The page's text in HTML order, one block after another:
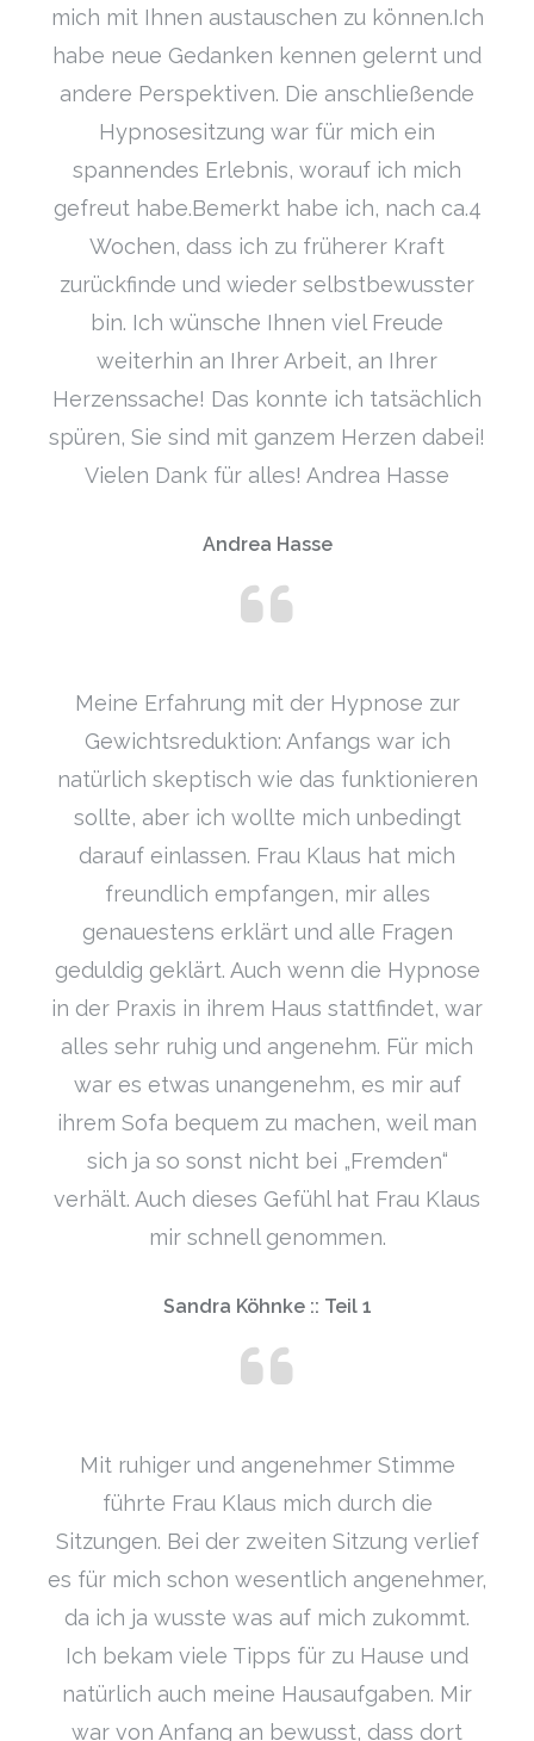
mich mit Ihnen austauschen zu können.Ich
habe neue Gedanken kennen gelernt und
andere Perspektiven. Die anschließende
Hypnosesitzung war für mich ein
spannendes Erlebnis, worauf ich mich
gefreut habe.Bemerkt habe ich, nach ca.4
Wochen, dass ich zu früherer Kraft
zurückfinde und wieder selbstbewusster
bin. Ich wünsche Ihnen viel Freude
weiterhin an Ihrer Arbeit, an Ihrer
Herzenssache! Das konnte ich tatsächlich
spüren, Sie sind mit ganzem Herzen dabei!
Vielen Dank für alles! Andrea Hasse
Andrea Hasse
Meine Erfahrung mit der Hypnose zur
Gewichtsreduktion: Anfangs war ich
natürlich skeptisch wie das funktionieren
sollte, aber ich wollte mich unbedingt
darauf einlassen. Frau Klaus hat mich
freundlich empfangen, mir alles
genauestens erklärt und alle Fragen
geduldig geklärt. Auch wenn die Hypnose
in der Praxis in ihrem Haus stattfindet, war
alles sehr ruhig und angenehm. Für mich
war es etwas unangenehm, es mir auf
ihrem Sofa bequem zu machen, weil man
sich ja so sonst nicht bei „Fremden“
verhält. Auch dieses Gefühl hat Frau Klaus
mir schnell genommen.
Sandra Köhnke :: Teil 1
Mit ruhiger und angenehmer Stimme
führte Frau Klaus mich durch die
Sitzungen. Bei der zweiten Sitzung verlief
es für mich schon wesentlich angenehmer,
da ich ja wusste was auf mich zukommt.
Ich bekam viele Tipps für zu Hause und
natürlich auch meine Hausaufgaben. Mir
war von Anfang an bewusst, dass dort